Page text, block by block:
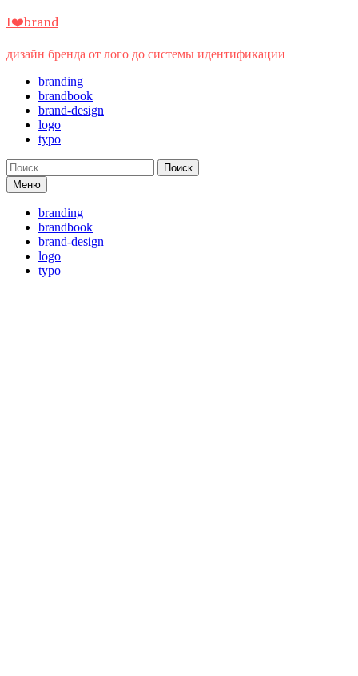
Перейти
содержимому
I❤️brand
дизайн бренда от лого до системы идентификации
branding
brandbook
brand-design
logo
typo
Найти:
Меню
branding
brandbook
brand-design
logo
typo